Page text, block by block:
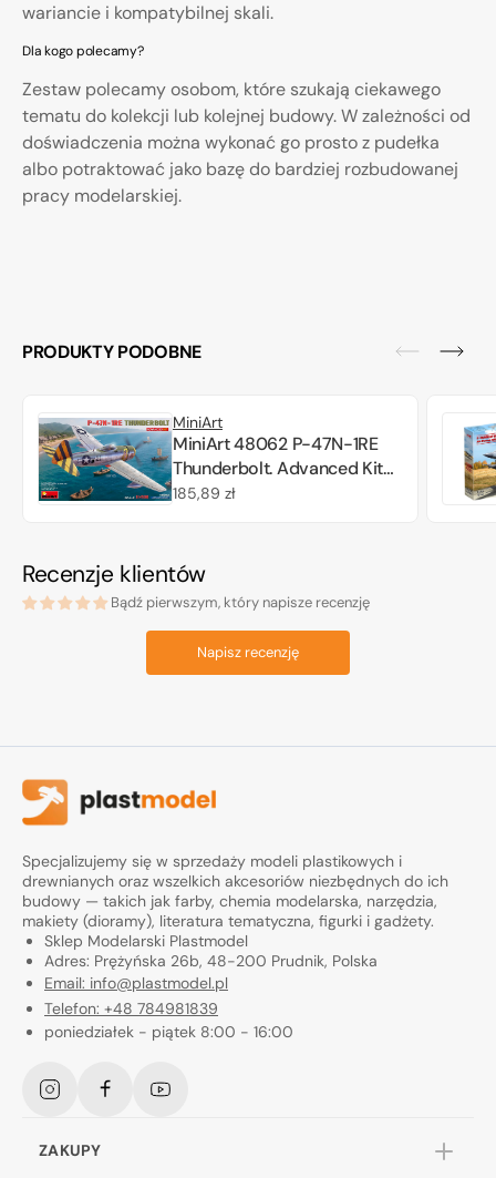
wariancie i kompatybilnej skali.
Dla kogo polecamy?
Zestaw polecamy osobom, które szukają ciekawego
tematu do kolekcji lub kolejnej budowy. W zależności od
doświadczenia można wykonać go prosto z pudełka
albo potraktować jako bazę do bardziej rozbudowanej
pracy modelarskiej.
PRODUKTY PODOBNE
MiniArt
MiniArt 48062 P-47N-1RE
Thunderbolt. Advanced Kit
1/48
Cena
185,89 zł
Recenzje klientów
Bądź pierwszym, który napisze recenzję
Napisz recenzję
Specjalizujemy się w sprzedaży modeli plastikowych i
drewnianych oraz wszelkich akcesoriów niezbędnych do ich
budowy — takich jak farby, chemia modelarska, narzędzia,
makiety (dioramy), literatura tematyczna, figurki i gadżety.
Sklep Modelarski Plastmodel
Adres: Prężyńska 26b, 48-200 Prudnik, Polska
Email: info@plastmodel.pl
Telefon: +48 784981839
poniedziałek - piątek 8:00 - 16:00
InstagramFacebookYouTube
ZAKUPY